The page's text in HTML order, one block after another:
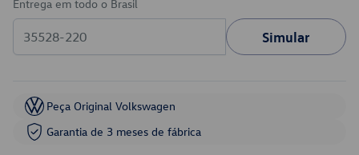
Entrega em todo o Brasil
Simular
Peça Original Volkswagen
Garantia de 3 meses de fábrica